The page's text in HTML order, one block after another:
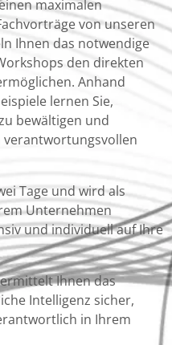
maximalen
von unseren
Ihnen das notwendige
den direkten
Anhand
lernen Sie,
bewältigen und
verantwortungsvollen
Tage und wird als
Unternehmen
und individuell auf Ihre
Ihnen das
Intelligenz sicher,
in Ihrem